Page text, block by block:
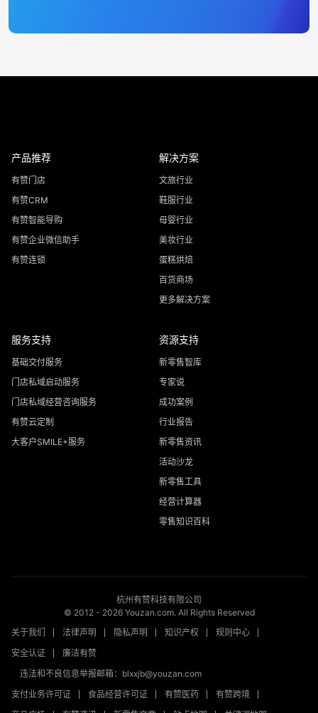
产品推荐
有赞门店
有赞CRM
有赞智能导购
有赞企业微信助手
有赞连锁
解决方案
文旅行业
鞋服行业
母婴行业
美妆行业
蛋糕烘焙
百货商场
更多解决方案
服务支持
基础交付服务
门店私域启动服务
门店私域经营咨询服务
有赞云定制
大客户SMILE+服务
资源支持
新零售智库
专家说
成功案例
行业报告
新零售资讯
活动沙龙
新零售工具
经营计算器
零售知识百科
杭州有赞科技有限公司
© 2012 - 2026Youzan.com. All Rights Reserved
关于我们
法律声明 隐私声明 知识产权
规则中心
安全认证
廉洁有赞
违法和不良信息举报邮箱：blxxjb@youzan.com
支付业务许可证
食品经营许可证 有赞医药
有赞跨境